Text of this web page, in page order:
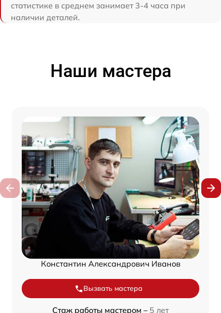
статистике в среднем занимает 3-4 часа при
наличии деталей.
Наши мастера
Константин Александрович Иванов
Вызвать мастера
Стаж работы мастером – 5 лет